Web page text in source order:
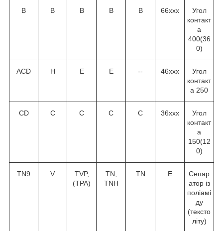
В В В В В 66ххх
Угол
контакт
а
400(36
0)
ACD H E E -- 46ххх
Угол
контакт
а 250
CD C C C C 36ххх
Угол
контакт
а
150(12
0)
TN9 V
TVP,
(TPA)
TN,
TNH
TN Е
Сепар
атор із
поліамі
ду
(тексто
літу)